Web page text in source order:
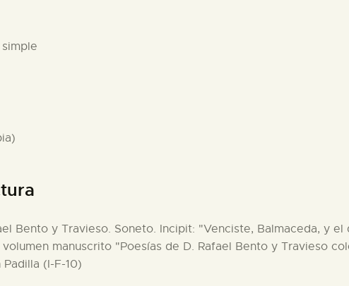
Bento y Travieso. Soneto. Incipit: "Venciste, Balmaceda, y
manuscrito "Poesías de D. Rafael Bento y Travieso
(I-F-10)